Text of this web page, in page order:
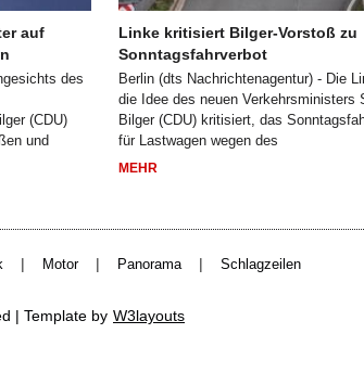
auf
des
(CDU)
und
Linke kritisiert Bilger-Vorstoß zu
Sonntagsfahrverbot
Berlin (dts Nachrichtenagentur) - Die
die Idee des neuen Verkehrsministers
Bilger (CDU) kritisiert, das
für Lastwagen wegen des
MEHR
| Motor | Panorama | Schlagzeilen
| Template by W3layouts